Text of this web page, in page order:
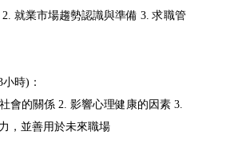
就業市場趨勢認識與準備 3. 求職管
時)：
會的關係 2. 影響心理健康的因素 3.
，並善用於未來職場